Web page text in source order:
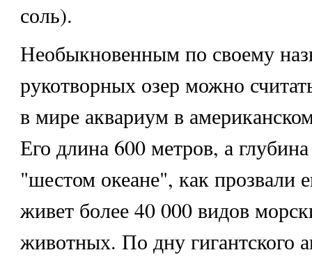
соль).
Необыкновенным по своему
рукотворных озер можно
в мире аквариум в
Его длина 600 метров, а
"шестом океане", как прозвали
живет более 40 000 видов
животных. По дну гигантского